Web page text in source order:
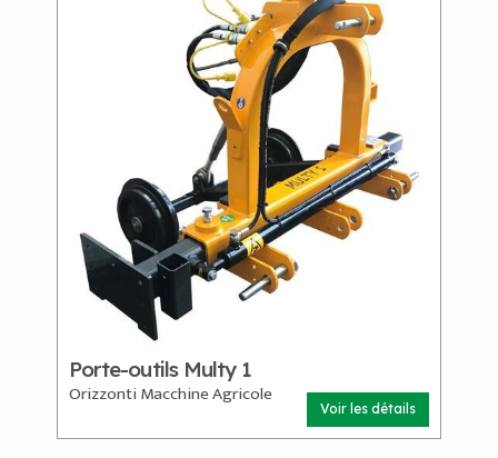
Porte-outils Multy 1
Orizzonti Macchine Agricole
Voir les détails